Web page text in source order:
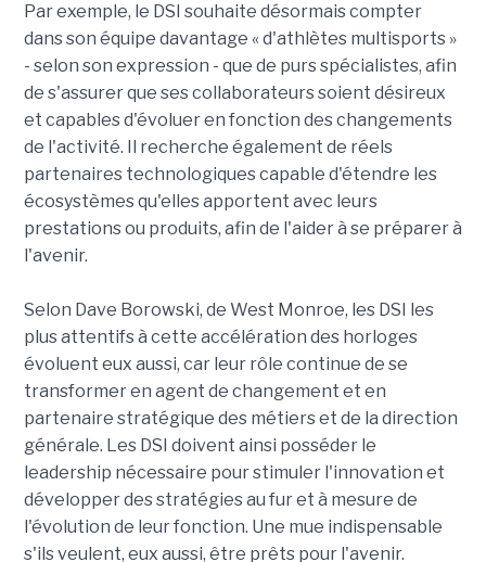
Par exemple, le DSI souhaite désormais compter
dans son équipe davantage « d'athlètes multisports »
- selon son expression - que de purs spécialistes, afin
de s'assurer que ses collaborateurs soient désireux
et capables d'évoluer en fonction des changements
de l'activité. Il recherche également de réels
partenaires technologiques capable d'étendre les
écosystèmes qu'elles apportent avec leurs
prestations ou produits, afin de l'aider à se préparer à
l'avenir.
Selon Dave Borowski, de West Monroe, les DSI les
plus attentifs à cette accélération des horloges
évoluent eux aussi, car leur rôle continue de se
transformer en agent de changement et en
partenaire stratégique des métiers et de la direction
générale. Les DSI doivent ainsi posséder le
leadership nécessaire pour stimuler l'innovation et
développer des stratégies au fur et à mesure de
l'évolution de leur fonction. Une mue indispensable
s'ils veulent, eux aussi, être prêts pour l'avenir.